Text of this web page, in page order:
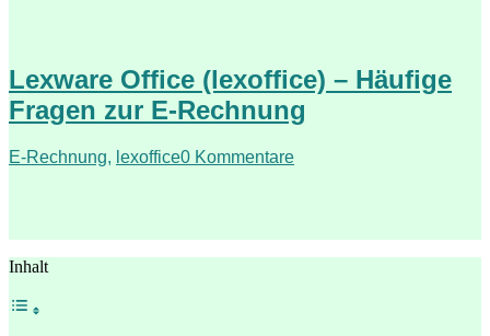
Lexware Office (lexoffice) – Häufige
Fragen zur E-Rechnung
E-Rechnung, lexoffice0 Kommentare
Inhalt